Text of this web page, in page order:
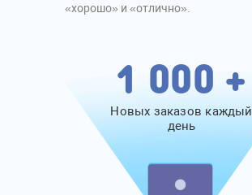
«хорошо» и «отлично».
1 000 +
Новых заказов каждый
день